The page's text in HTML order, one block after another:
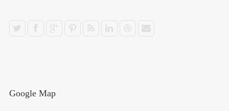
Google Map